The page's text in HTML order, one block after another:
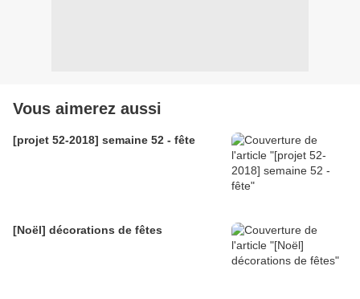
Vous aimerez aussi
[projet 52-2018] semaine 52 - fête
[Noël] décorations de fêtes